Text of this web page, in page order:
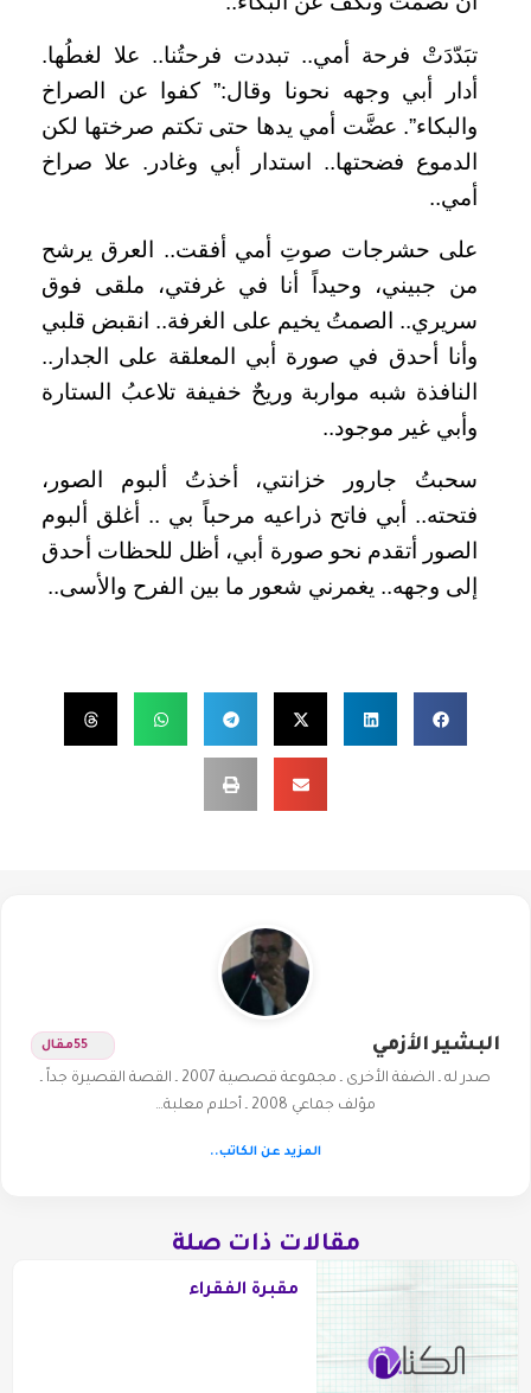
تبَدّدَتْ فرحة أمي.. تبددت فرحتُنا.. علا لغطُها.
أدار أبي وجهه نحونا وقال:” كفوا عن الصراخ
والبكاء”. عضَّت أمي يدها حتى تكتم صرختها لكن
الدموع فضحتها.. استدار أبي وغادر. علا صراخ
أمي..
على حشرجات صوتِ أمي أفقت.. العرق يرشح
من جبيني، وحيداً أنا في غرفتي، ملقى فوق
سريري.. الصمتُ يخيم على الغرفة.. انقبض قلبي
وأنا أحدق في صورة أبي المعلقة على الجدار..
النافذة شبه مواربة وريحٌ خفيفة تلاعبُ الستارة
وأبي غير موجود..
سحبتُ جارور خزانتي، أخذتُ ألبوم الصور،
فتحته.. أبي فاتح ذراعيه مرحباً بي .. أغلق ألبوم
الصور أتقدم نحو صورة أبي، أظل للحظات أحدق
إلى وجهه.. يغمرني شعور ما بين الفرح والأسى..
البشير الأزمي 55مقال
صدر له ـ الضفة الأخرى ـ مجموعة قصصية 2007 ـ القصة القصيرة جداً ـ
مؤلف جماعي 2008 ـ أحلام معلبة…
المزيد عن الكاتب..
مقالات ذات صلة
مقبرة الفقراء